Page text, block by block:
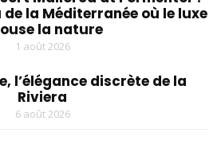
la Méditerranée où le luxe
la nature
1 août 2026
l’élégance discrète de la
Riviera
6 août 2026